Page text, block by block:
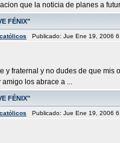
que la noticia de planes a
FÉNIX"
Publicado: Jue Ene 19, 2006
y fraternal y no dudes de que
los abrace a ...
FÉNIX"
Publicado: Jue Ene 19, 2006